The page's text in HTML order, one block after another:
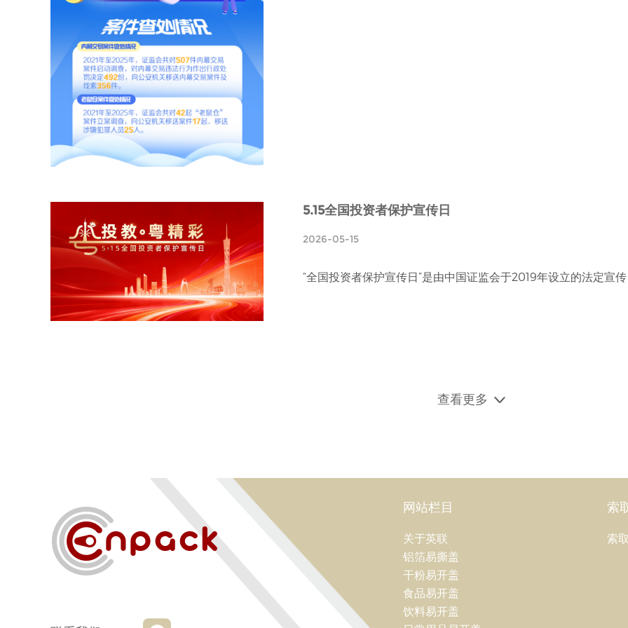
5.15全国投资者保护宣传日
2026-05-15
“全国投资者保护宣传日”是由中国证监会于2019年设立的法定宣
查看更多
网站栏目
关于英联
铝箔易撕盖
干粉易开盖
食品易开盖
饮料易开盖
索
索